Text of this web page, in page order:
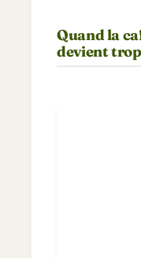
Quand la
devient